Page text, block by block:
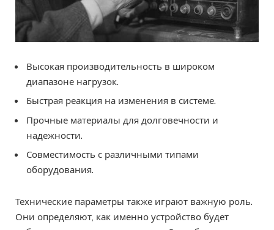
Высокая производительность в широком
диапазоне нагрузок.
Быстрая реакция на изменения в системе.
Прочные материалы для долговечности и
надежности.
Совместимость с различными типами
оборудования.
Технические параметры также играют важную роль.
Они определяют, как именно устройство будет